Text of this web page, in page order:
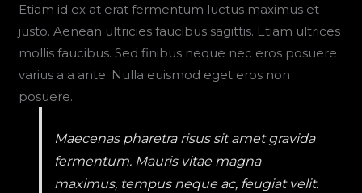
Etiam id ex at erat fermentum luctus maximus et
justo. Aenean ultricies faucibus sagittis. Etiam ultrices
mollis faucibus. Sed finibus neque nec eros posuere
varius a a ante. Nulla euismod eget eros non
posuere.
Maecenas pharetra risus sit amet gravida
fermentum. Mauris vitae magna
maximus, tempus neque ac, feugiat velit.